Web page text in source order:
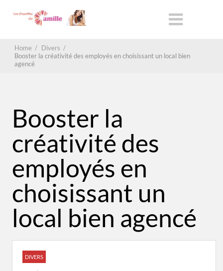
Home / Divers /
Booster la créativité des employés en choisissant un local bien
agencé
Booster la
créativité des
employés en
choisissant un
local bien agencé
DIVERS